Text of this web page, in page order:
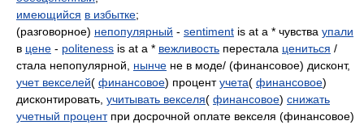
имеющийся в избытке;
(разговорное) непопулярный - sentiment is at a * чувства упали
в цене - politeness is at a * вежливость перестала цениться /
стала непопулярной, нынче не в моде/ (финансовое) дисконт,
учет векселей( финансовое) процентучета( финансовое)
дисконтировать, учитывать векселя( финансовое) снижать
учетный процентпри досрочной оплате векселя (финансовое)